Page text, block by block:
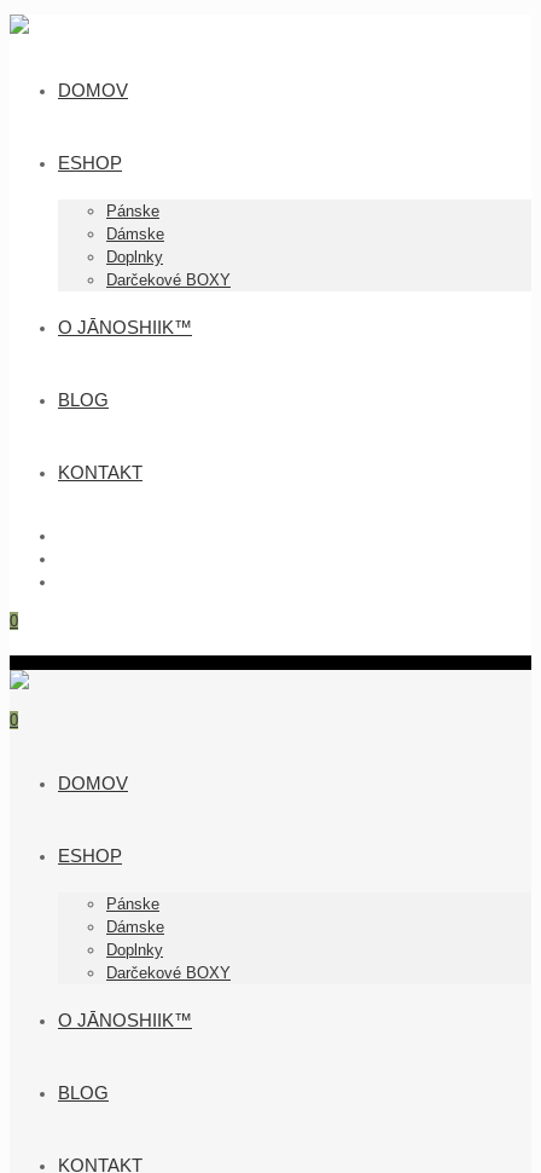
DOMOV
ESHOP
Pánske
Dámske
Doplnky
Darčekové BOXY
O JĀNOSHIIK™
BLOG
KONTAKT
0
0
DOMOV
ESHOP
Pánske
Dámske
Doplnky
Darčekové BOXY
O JĀNOSHIIK™
BLOG
KONTAKT